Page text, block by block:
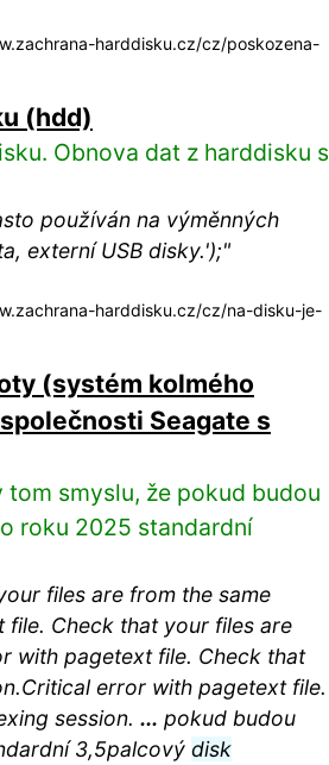
harddisku.cz/cz/poskozena-
(hdd)
Obnova dat z harddisku s
používán na výměnných
externí USB disky.');"
harddisku.cz/cz/na-disku-je-
(systém kolmého
Seagate s
smyslu, že pokud budou
roku 2025 standardní
files are from the same
Check that your files are
with pagetext file. Check that
error with pagetext file.
session. ... pokud budou
3,5palcový disk